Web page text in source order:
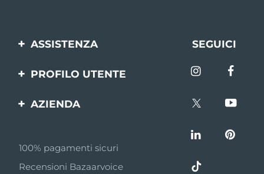
ASSISTENZA
Contattaci
batteria
SEGUICI
PROFILO UTENTE
prodotto
AZIENDA
Affiliazione
100% pagamenti sicuri
Recensioni Bazaarvoice